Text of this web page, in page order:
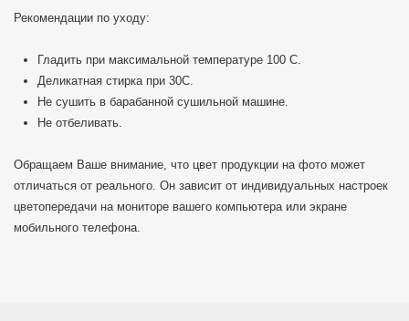
Рекомендации по уходу:
Гладить при максимальной температуре 100 C.
Деликатная стирка при 30С.
Не сушить в барабанной сушильной машине.
Не отбеливать.
Обращаем Ваше внимание, что цвет продукции на фото может
отличаться от реального. Он зависит от индивидуальных настроек
цветопередачи на мониторе вашего компьютера или экране
мобильного телефона.